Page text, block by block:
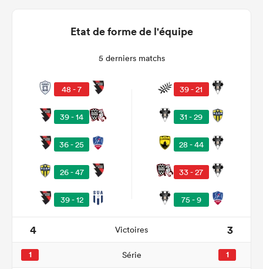
Etat de forme de l'équipe
5 derniers matchs
48 - 7
39 - 14
36 - 25
26 - 47
39 - 12
39 - 21
31 - 29
28 - 44
33 - 27
75 - 9
4 Victoires 3
1 Série 1